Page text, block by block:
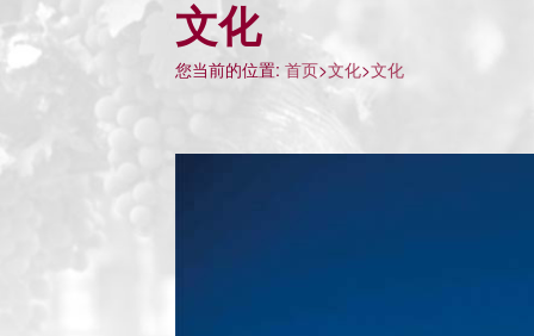
文化
您当前的位置: 首页>文化>文化